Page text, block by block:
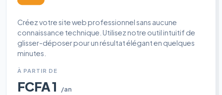
Créez votre site web professionnel sans aucune
connaissance technique. Utilisez notre outil intuitif de
glisser-déposer pour un résultat élégant en quelques
minutes.
À PARTIR DE
FCFA 1 /an